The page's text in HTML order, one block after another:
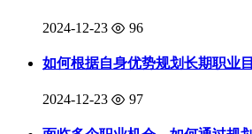
2024-12-23 96
如何根据自身优势规划长期职业
2024-12-23 97